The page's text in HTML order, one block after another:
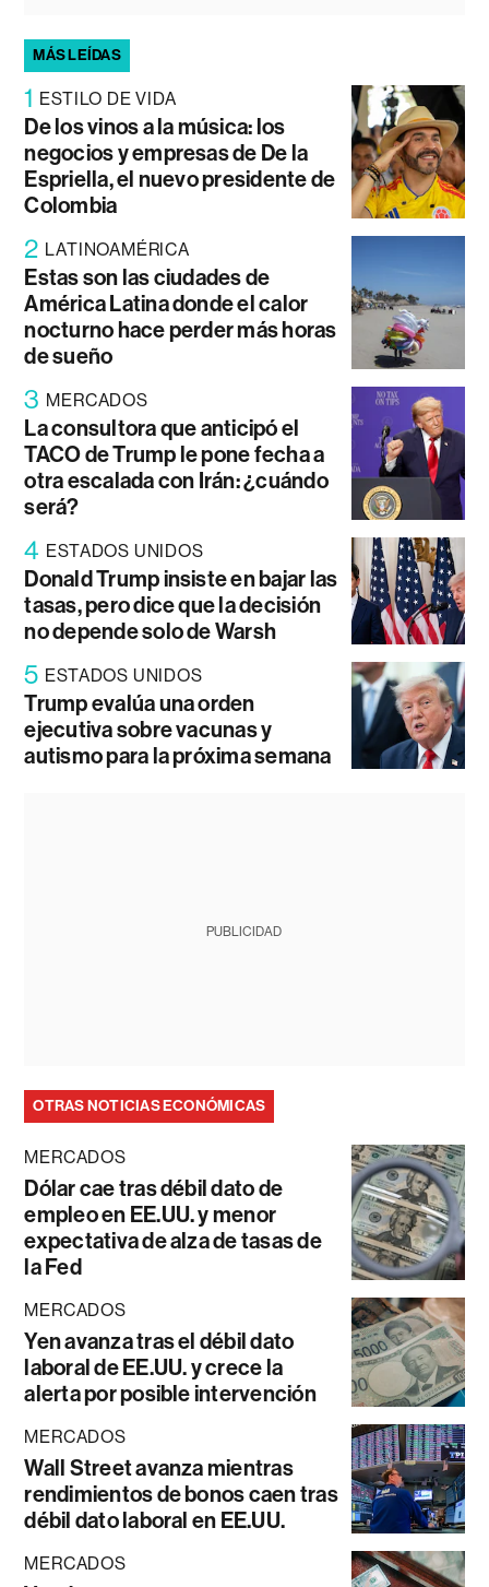
MÁS LEÍDAS
1 ESTILO DE VIDA
De los vinos a la música: los
negocios y empresas de De la
Espriella, el nuevo presidente de
Colombia
2 LATINOAMÉRICA
Estas son las ciudades de
América Latina donde el calor
nocturno hace perder más horas
de sueño
3 MERCADOS
La consultora que anticipó el
TACO de Trump le pone fecha a
otra escalada con Irán: ¿cuándo
será?
4 ESTADOS UNIDOS
Donald Trump insiste en bajar las
tasas, pero dice que la decisión
no depende solo de Warsh
5 ESTADOS UNIDOS
Trump evalúa una orden
ejecutiva sobre vacunas y
autismo para la próxima semana
PUBLICIDAD
OTRAS NOTICIAS ECONÓMICAS
MERCADOS
Dólar cae tras débil dato de
empleo en EE.UU. y menor
expectativa de alza de tasas de
la Fed
MERCADOS
Yen avanza tras el débil dato
laboral de EE.UU. y crece la
alerta por posible intervención
MERCADOS
Wall Street avanza mientras
rendimientos de bonos caen tras
débil dato laboral en EE.UU.
MERCADOS